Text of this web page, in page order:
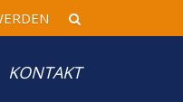
KONTAKT